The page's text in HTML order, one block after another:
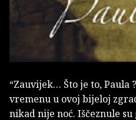
“Zauvijek… Što je to, Paula
vremenu u ovoj bijeloj
nikad nije noć. Iščeznule